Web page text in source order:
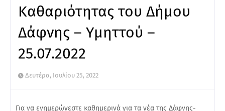
Καθαριότητας του Δήμου
Δάφνης – Υμηττού –
25.07.2022
Δευτέρα, Ιουλίου 25, 2022
Για να ενημερώνεστε καθημερινά για τα νέα της Δάφνης-